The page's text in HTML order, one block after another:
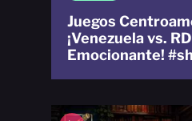
Juegos
¡Venezuela vs. RD
Emocionante!